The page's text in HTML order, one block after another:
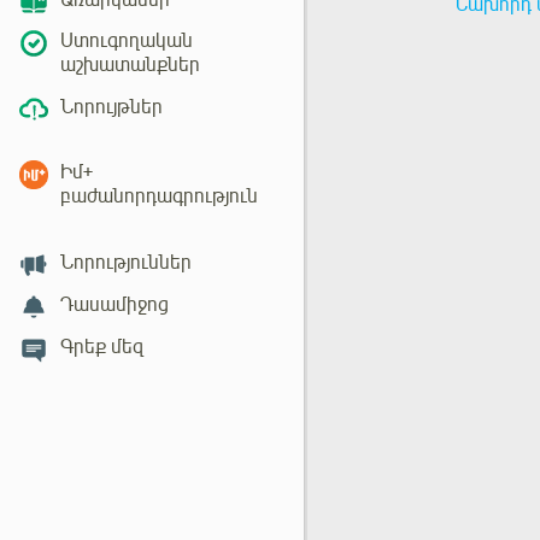
Ստուգողական
աշխատանքներ
Նորույթներ
Իմ+
բաժանորդագրություն
Նորություններ
Դասամիջոց
Գրեք մեզ
Նախորդ